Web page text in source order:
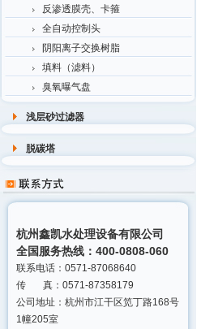
反渗透膜壳、卡箍
全自动控制头
阴阳离子交换树脂
填料（滤料）
臭氧曝气盘
浅层砂过滤器
脱碳塔
杭州鑫凯水处理设备有限公司
全国服务热线：400-0808-060
联系电话：0571-87068640
传 真：0571-87358179
公司地址：杭州市江干区笕丁路168号
1幢205室